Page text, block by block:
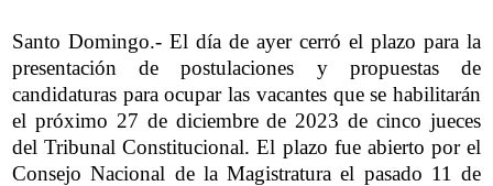
Santo Domingo.- El día de ayer cerró el plazo para la
presentación de postulaciones y propuestas de
candidaturas para ocupar las vacantes que se habilitarán
el próximo 27 de diciembre de 2023 de cinco jueces
del Tribunal Constitucional. El plazo fue abierto por el
Consejo Nacional de la Magistratura el pasado 11 de